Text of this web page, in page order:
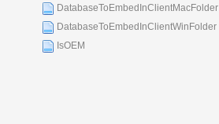
DatabaseToEmbedInClientMacFolder
DatabaseToEmbedInClientWinFolder
IsOEM